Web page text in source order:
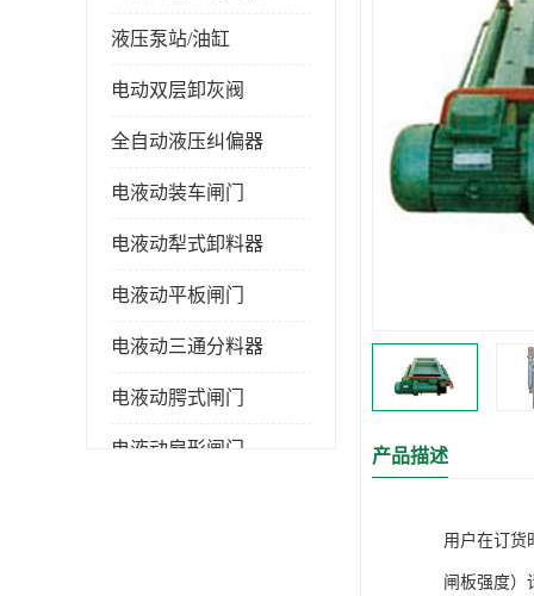
液压泵站/油缸
电动双层卸灰阀
全自动液压纠偏器
电液动装车闸门
电液动犁式卸料器
电液动平板闸门
电液动三通分料器
电液动腭式闸门
电液动扇形闸门 产品描述
用户在订货
闸板强度）